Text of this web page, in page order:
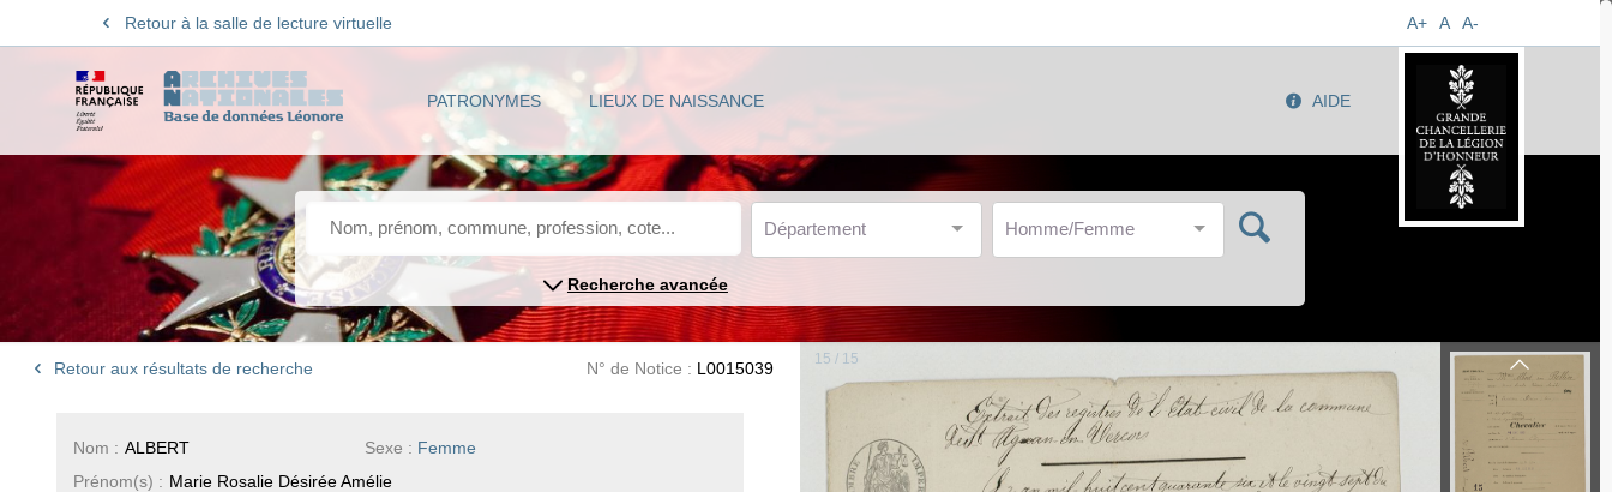
Retour à la salle de lecture virtuelle A+ A A-
PATRONYMES LIEUX DE NAISSANCE AIDE
Département Homme/Femme
Recherche avancée
Retour aux résultats de recherche N° de Notice : L0015039
Sexe : Femme
Nom : ALBERT
Prénom(s) : Marie Rosalie Désirée Amélie
15 / 15